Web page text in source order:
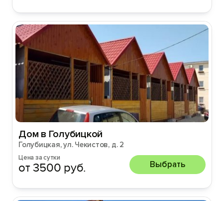
Дом в Голубицкой
Голубицкая, ул. Чекистов, д. 2
Цена за сутки
от 3500 руб. Выбрать